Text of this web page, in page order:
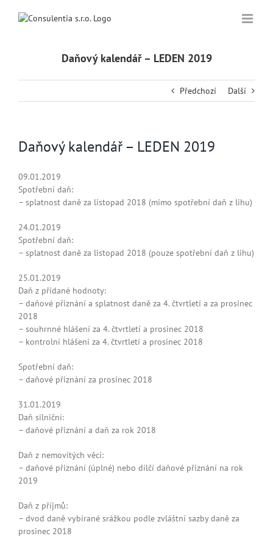
Daňový kalendář – LEDEN 2019
Předchozí Další
Daňový kalendář – LEDEN 2019
09.01.2019
Spotřební daň:
– splatnost daně za listopad 2018 (mimo spotřební daň z lihu)
24.01.2019
Spotřební daň:
– splatnost daně za listopad 2018 (pouze spotřební daň z lihu)
25.01.2019
Daň z přidané hodnoty:
– daňové přiznání a splatnost daně za 4. čtvrtletí a za prosinec
2018
– souhrnné hlášení za 4. čtvrtletí a prosinec 2018
– kontrolní hlášení za 4. čtvrtletí a prosinec 2018
Spotřební daň:
– daňové přiznání za prosinec 2018
31.01.2019
Daň silniční:
– daňové přiznání a daň za rok 2018
Daň z nemovitých věcí:
– daňové přiznání (úplné) nebo dílčí daňové přiznání na rok
2019
Daň z příjmů:
– dvod daně vybírané srážkou podle zvláštní sazby daně za
prosinec 2018